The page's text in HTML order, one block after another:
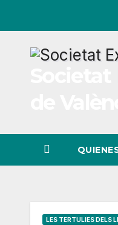
contenido
LES TERTULIES DELS